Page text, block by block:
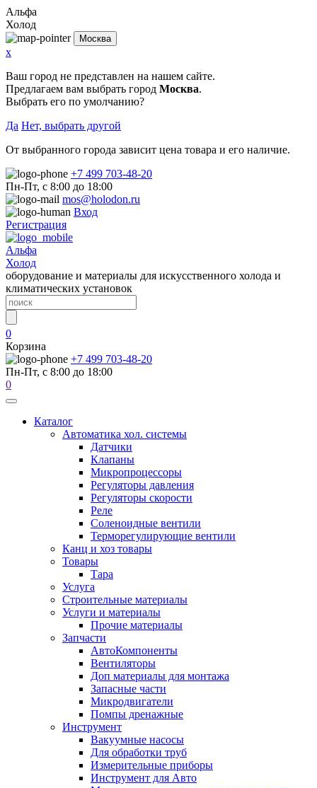
Альфа
Холод
Москва
x
Ваш город не представлен на нашем сайте.
Предлагаем вам выбрать город Москва.
Выбрать его по умолчанию?
Да Нет, выбрать другой
От выбранного города зависит цена товара и его наличие.
+7 499 703-48-20
Пн-Пт, с 8:00 до 18:00
mos@holodon.ru
Вход
Регистрация
Альфа
Холод
оборудование и материалы для искусственного холода и
климатических установок
0
Корзина
+7 499 703-48-20
Пн-Пт, с 8:00 до 18:00
0
Каталог
Автоматика хол. системы
Датчики
Клапаны
Микропроцессоры
Регуляторы давления
Регуляторы скорости
Реле
Соленоидные вентили
Терморегулирующие вентили
Канц и хоз товары
Товары
Тара
Услуга
Строительные материалы
Услуги и материалы
Прочие материалы
Запчасти
АвтоКомпоненты
Вентиляторы
Доп материалы для монтажа
Запасные части
Микродвигатели
Помпы дренажные
Инструмент
Вакуумные насосы
Для обработки труб
Измерительные приборы
Инструмент для Авто